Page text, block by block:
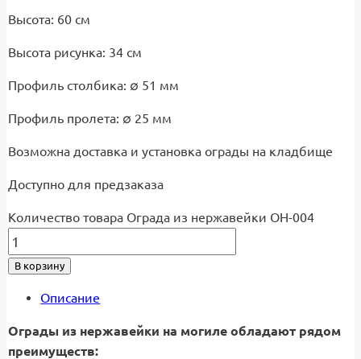
Высота: 60 см
Высота рисунка: 34 см
Профиль столбика: ∅ 51 мм
Профиль пролета: ∅ 25 мм
Возможна доставка и установка ограды на кладбище
Доступно для предзаказа
Количество товара Ограда из нержавейки ОН-004
В корзину
Описание
Ограды из нержавейки на могиле обладают рядом
преимуществ: